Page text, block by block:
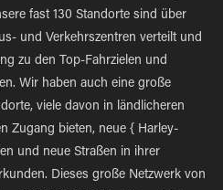
fast 130 Standorte sind über
und Verkehrszentren verteilt und
zu den Top-Fahrzielen und
Wir haben auch eine große
viele davon in ländlicheren
Zugang bieten, neue { Harley-
und neue Straßen in ihrer
Dieses große Netzwerk von